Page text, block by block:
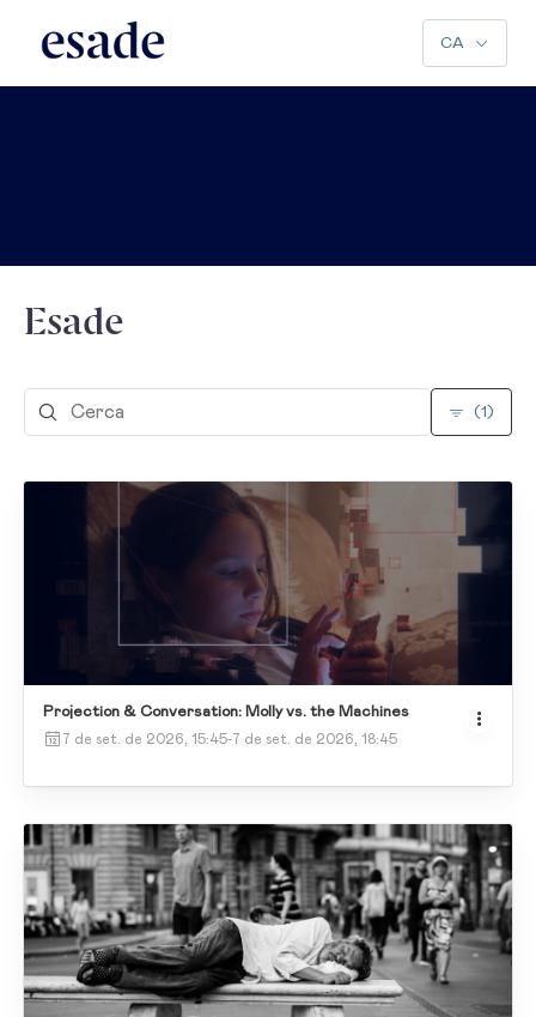
CA
Esade
(1)
Projection & Conversation: Molly vs. the Machines
7 de set. de 2026, 15:45-7 de set. de 2026, 18:45